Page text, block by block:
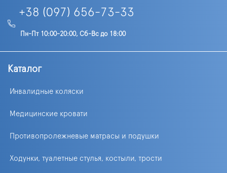
+38 (097) 656-73-33
Пн-Пт 10:00-20:00, Сб-Вс до 18:00
Каталог
Инвалидные коляски
Медицинские кровати
Противопролежневые матрасы и подушки
Ходунки, туалетные стулья, костыли, трости